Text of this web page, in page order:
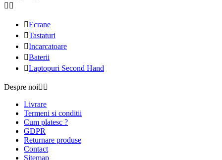
 
Ecrane
Tastaturi
Incarcatoare
Baterii
Laptopuri Second Hand
Despre noi 
Livrare
Termeni si conditii
Cum platesc ?
GDPR
Returnare produse
Contact
Sitemap